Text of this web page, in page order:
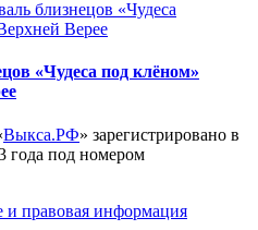
«Чудеса под клёном»
Выкса.РФ» зарегистрировано в
года под номером
и правовая информация